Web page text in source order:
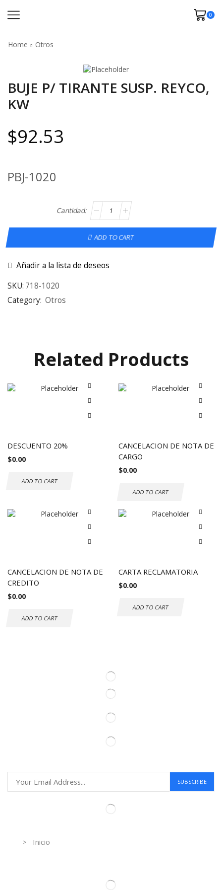
0
Home Otros
BUJE P/ TIRANTE SUSP. REYCO,
KW
$92.53
PBJ-1020
ADD TO CART
Añadir a la lista de deseos
SKU: 718-1020
Category: Otros
Related Products
DESCUENTO 20%
$0.00
ADD TO CART
CANCELACION DE NOTA DE
CARGO
$0.00
ADD TO CART
CANCELACION DE NOTA DE
CREDITO
$0.00
ADD TO CART
CARTA RECLAMATORIA
$0.00
ADD TO CART
> Inicio